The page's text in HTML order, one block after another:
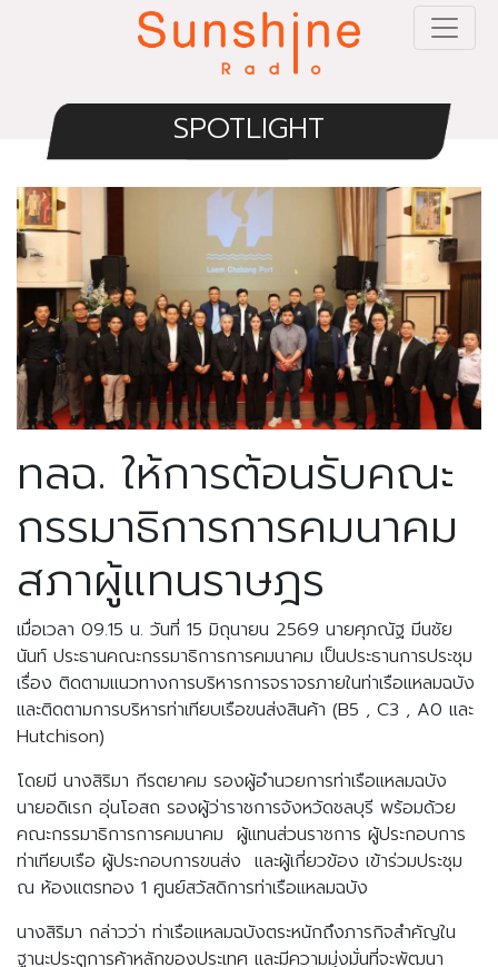
SPOTLIGHT
ทลฉ. ให้การต้อนรับคณะ
กรรมาธิการการคมนาคม
สภาผู้แทนราษฎร
เมื่อเวลา 09.15 น. วันที่ 15 มิถุนายน 2569 นายศุภณัฐ มีนชัย
นันท์ ประธานคณะกรรมาธิการการคมนาคม เป็นประธานการประชุม
เรื่อง ติดตามแนวทางการบริหารการจราจรภายในท่าเรือแหลมฉบัง
และติดตามการบริหารท่าเทียบเรือขนส่งสินค้า (B5 , C3 , A0 และ
Hutchison)
โดยมี นางสิริมา กีรตยาคม รองผู้อำนวยการท่าเรือแหลมฉบัง
นายอดิเรก อุ่นโอสถ รองผู้ว่าราชการจังหวัดชลบุรี พร้อมด้วย
คณะกรรมาธิการการคมนาคม ผู้แทนส่วนราชการ ผู้ประกอบการ
ท่าเทียบเรือ ผู้ประกอบการขนส่ง และผู้เกี่ยวข้อง เข้าร่วมประชุม
ณ ห้องแตรทอง 1 ศูนย์สวัสดิการท่าเรือแหลมฉบัง
นางสิริมา กล่าวว่า ท่าเรือแหลมฉบังตระหนักถึงภารกิจสำคัญใน
ฐานะประตูการค้าหลักของประเทศ และมีความมุ่งมั่นที่จะพัฒนา